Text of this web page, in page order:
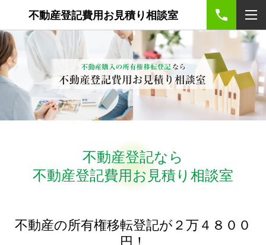
不動産登記費用お見積り相談室
不動産登記なら
不動産登記費用お見積り相談室
不動産の所有権移転登記が２万４８００
円！